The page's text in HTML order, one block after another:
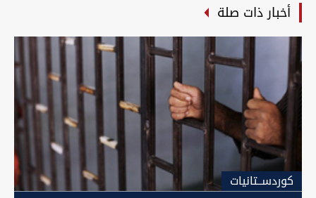
أخبار ذات صلة
كوردســتانيات